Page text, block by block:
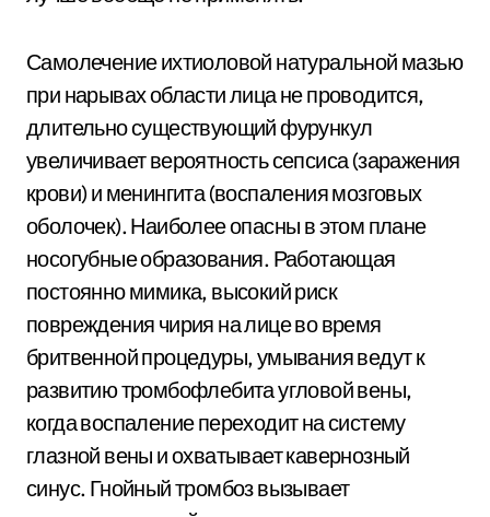
Самолечение ихтиоловой натуральной мазью
при нарывах области лица не проводится,
длительно существующий фурункул
увеличивает вероятность сепсиса (заражения
крови) и менингита (воспаления мозговых
оболочек). Наиболее опасны в этом плане
носогубные образования. Работающая
постоянно мимика, высокий риск
повреждения чирия на лице во время
бритвенной процедуры, умывания ведут к
развитию тромбофлебита угловой вены,
когда воспаление переходит на систему
глазной вены и охватывает кавернозный
синус. Гнойный тромбоз вызывает